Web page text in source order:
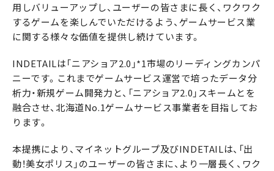
用しバリューアップし、ユーザーの皆さまに長く、ワクワク
するゲームを楽しんでいただけるよう、ゲームサービス業
に関する様々な価値を提供し続けています。
INDETAILは「ニアショア2.0」*1市場のリーディングカンパ
ニーです。これまでゲームサービス運営で培ったデータ分
析力・新規ゲーム開発力と、「ニアショア2.0」スキームとを
融合させ、北海道No.1ゲームサービス事業者を目指してお
ります。
本提携により、マイネットグループ及びINDETAILは、「出
動！美女ポリス」のユーザーの皆さまに、より一層長く、ワク